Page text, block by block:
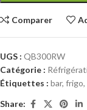
Comparer
UGS : QB300RW
Catégorie :
Étiquettes : bar, frigo,
Share: